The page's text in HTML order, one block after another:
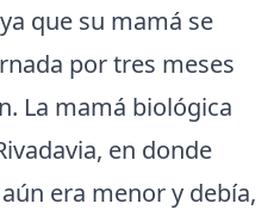
que su mamá se
por tres meses
La mamá biológica
en donde
era menor y debía,